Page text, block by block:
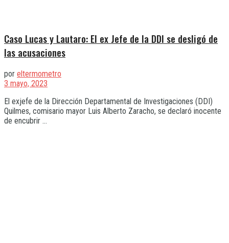
Caso Lucas y Lautaro: El ex Jefe de la DDI se desligó de
las acusaciones
por eltermometro
3 mayo, 2023
El exjefe de la Dirección Departamental de Investigaciones (DDI)
Quilmes, comisario mayor Luis Alberto Zaracho, se declaró inocente
de encubrir ...